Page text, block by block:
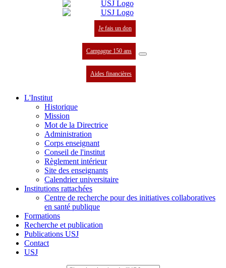
Je fais un don
Campagne 150 ans
Aides financières
L'Institut
Historique
Mission
Mot de la Directrice
Administration
Corps enseignant
Conseil de l'institut
Règlement intérieur
Site des enseignants
Calendrier universitaire
Institutions rattachées
Centre de recherche pour des initiatives collaboratives
en santé publique
Formations
Recherche et publication
Publications USJ
Contact
USJ